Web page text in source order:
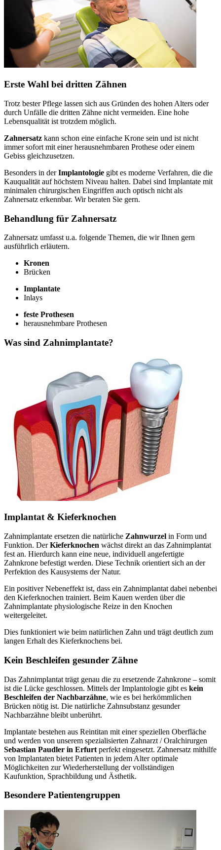
Erste Wahl bei dritten Zähnen
Trotz bester Pflege lassen sich aus Gründen des hohen Alters oder
durch Unfälle die dritten Zähne nicht vermeiden. Eine hohe
Lebensqualität ist trotzdem möglich.
Zahnersatz kann schon eine einfache Krone sein und ist nicht
immer sofort mit einer herausnehmbaren Prothese oder einem
Gebiss gleichzusetzen.
Besonders in derImplantologie gibt es moderne Verfahren, die die
Kauqualität auf höchstem Niveau halten. Dabei sind Implantate mit
minimalen chirurgischen Eingriffen auch optisch nicht als
Zahnersatz erkennbar. Wir beraten Sie gern.
Behandlung für Zahnersatz
Zahnersatz umfasst u.a. folgende Themen, die wir Ihnen gern
ausführlich erläutern.
Kronen
Brücken
Implantate
Inlays
feste Prothesen
herausnehmbare Prothesen
Was sind Zahnimplantate?
Implantat & Kieferknochen
Zahnimplantate ersetzen die natürliche Zahnwurzel in Form und
Funktion. DerKieferknochen wächst direkt an das Zahnimplantat
fest an. Hierdurch kann eine neue, individuell angefertigte
Zahnkrone befestigt werden. Diese Technik orientiert sich an der
Perfektion des Kausystems der Natur.
Ein positiver Nebeneffekt ist, dass ein Zahnimplantat dabei nebenbei
den Kieferknochen trainiert. Beim Kauen werden über die
Zahnimplantate physiologische Reize in den Knochen
weitergeleitet.
Dies funktioniert wie beim natürlichen Zahn und trägt deutlich zum
langen Erhalt des Kieferknochens bei.
Kein Beschleifen gesunder Zähne
Das Zahnimplantat trägt genau die zu ersetzende Zahnkrone – somit
ist die Lücke geschlossen. Mittels der Implantologie gibt es kein
Beschleifen der Nachbarzähne, wie es bei herkömmlichen
Brücken nötig ist. Die natürliche Zahnsubstanz gesunder
Nachbarzähne bleibt unberührt.
Implantate bestehen aus Reintitan mit einer speziellen Oberfläche
und werden von unserem spezialisierten Zahnarzt / Oralchirurgen
Sebastian Paudler in Erfurt perfekt eingesetzt. Zahnersatz mithilfe
von Implantaten bietet Patienten in jedem Alter optimale
Möglichkeiten zur Wiederherstellung der vollständigen
Kaufunktion, Sprachbildung und Ästhetik.
Besondere Patientengruppen